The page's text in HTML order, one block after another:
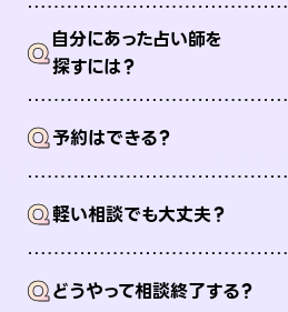
Q自分にあった占い師を
探すには？
Q予約はできる？
Q軽い相談でも大丈夫？
Qどうやって相談終了する？